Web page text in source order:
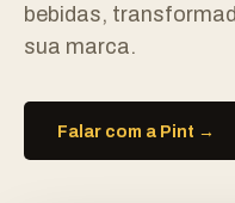
bebidas,
sua marca.
Falar com a Pint →